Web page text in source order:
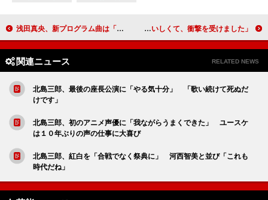
浅田真央、新プログラム曲は「時の流れに身をまかせ」！？ 「ボーカル入りがＯＫになったので…」 ベッキー、吉高由里子の“料理上手”を明かす 「おいしくて、衝撃を受けました」
関連ニュース RELATED NEWS
北島三郎、最後の座長公演に「やる気十分」 「歌い続けて死ぬだ
けです」
北島三郎、初のアニメ声優に「我ながらうまくできた」 ユースケ
は１０年ぶりの声の仕事に大喜び
北島三郎、紅白を「合戦でなく祭典に」 河西智美と並び「これも
時代だね」